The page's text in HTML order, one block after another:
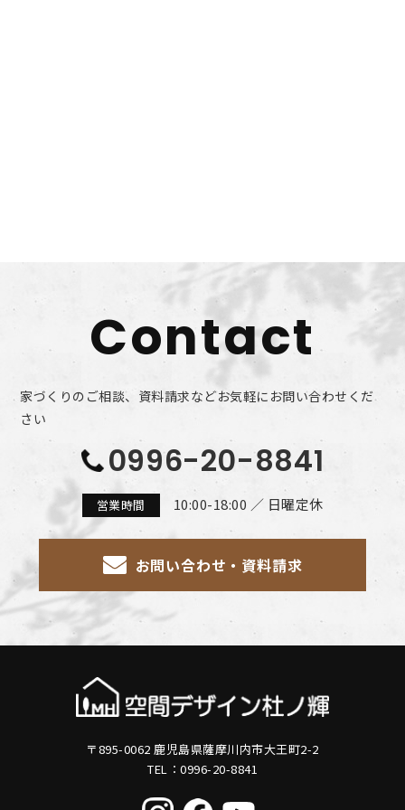
Contact
家づくりのご相談、資料請求などお気軽にお問い合わせくだ
さい
0996-20-8841
営業時間 10:00-18:00 ／ 日曜定休
お問い合わせ・資料請求
〒895-0062 鹿児島県薩摩川内市大王町2-2
TEL：0996-20-8841